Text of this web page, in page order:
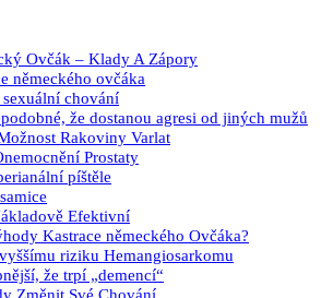
Ovčák – Klady A Zápory
německého ovčáka
chování
že dostanou agresi od jiných mužů
Rakoviny Varlat
Prostaty
píštěle
Efektivní
Kastrace německého Ovčáka?
riziku Hemangiosarkomu
že trpí „demencí“
Změnit Své Chování,